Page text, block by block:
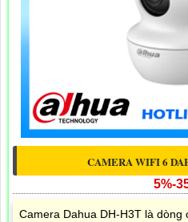
CAMERA WIFI 6
5%-
Camera Dahua DH-H3T là dòng